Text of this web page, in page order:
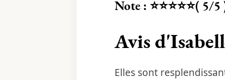
Note : ⭐⭐⭐⭐⭐( 5/5
Avis
Elles sont